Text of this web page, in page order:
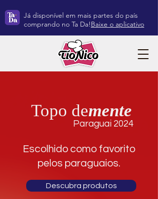
Já disponível em mais partes do país
comprando no Ta Da!Baixe o aplicativo
Topo demente
Paraguai 2024
Escolhido como favorito
pelos paraguaios.
Descubra produtos